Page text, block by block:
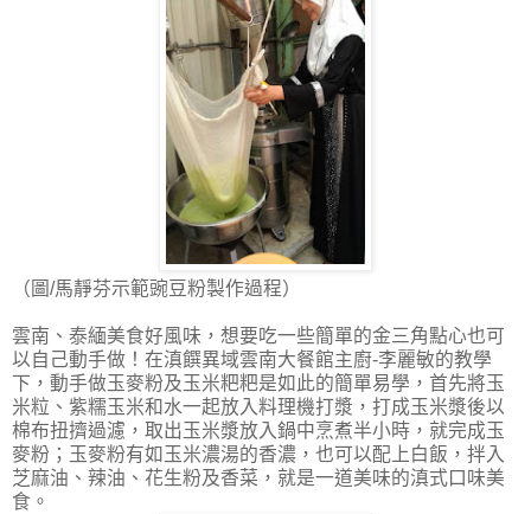
（圖/馬靜芬示範豌豆粉製作過程）
雲南、泰緬美食好風味，想要吃一些簡單的金三角點心也可
以自己動手做！在滇饌異域雲南大餐館主廚-李麗敏的教學
下，動手做玉麥粉及玉米粑粑是如此的簡單易學，首先將玉
米粒、紫糯玉米和水一起放入料理機打漿，打成玉米漿後以
棉布扭擠過濾，取出玉米漿放入鍋中烹煮半小時，就完成玉
麥粉；玉麥粉有如玉米濃湯的香濃，也可以配上白飯，拌入
芝麻油、辣油、花生粉及香菜，就是一道美味的滇式口味美
食。